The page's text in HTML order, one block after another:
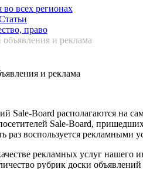
всех регионах
право
и реклама
и реклама
Sale-Board располагаются на
Sale-Board,
раз воспользуется рекламными
рекламных услуг нашего
рубрик доски